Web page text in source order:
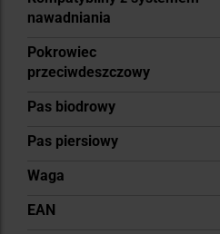
nawadniania
Pokrowiec
przeciwdeszczowy
Pas biodrowy
Pas piersiowy
Waga
EAN